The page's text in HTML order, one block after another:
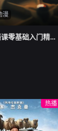
漫
新概念英语课零基础入门精讲2000单词
门者。课程精讲20
力学生锻炼英语听
，追求初中生英语
新概念英语课零基础入门精讲2000单词
热播